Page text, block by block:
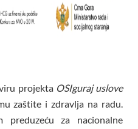
projekta OSIguraj uslove
zaštite i zdravlja na radu.
preduzeću za nacionalne